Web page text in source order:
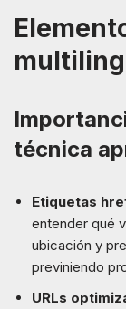
técnica
Etiquetas
entender qué
ubicación y
previniendo
URLs